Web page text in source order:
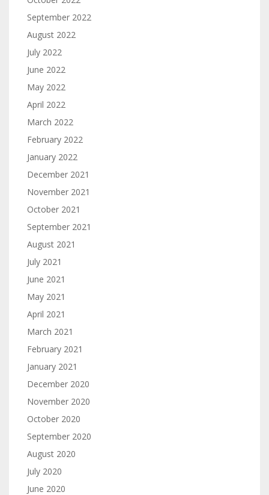
September 2022
August 2022
July 2022
June 2022
May 2022
April 2022
March 2022
February 2022
January 2022
December 2021
November 2021
October 2021
September 2021
August 2021
July 2021
June 2021
May 2021
April 2021
March 2021
February 2021
January 2021
December 2020
November 2020
October 2020
September 2020
August 2020
July 2020
June 2020